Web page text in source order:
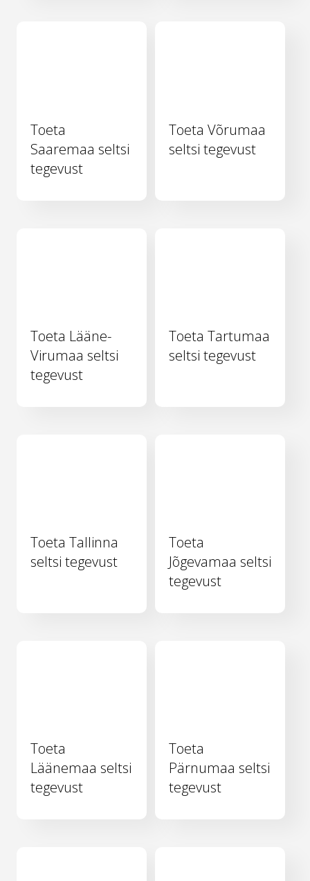
Toeta
Saaremaa seltsi
tegevust
Toeta Võrumaa
seltsi tegevust
Toeta Lääne-
Virumaa seltsi
tegevust
Toeta Tartumaa
seltsi tegevust
Toeta Tallinna
seltsi tegevust
Toeta
Jõgevamaa seltsi
tegevust
Toeta
Läänemaa seltsi
tegevust
Toeta
Pärnumaa seltsi
tegevust